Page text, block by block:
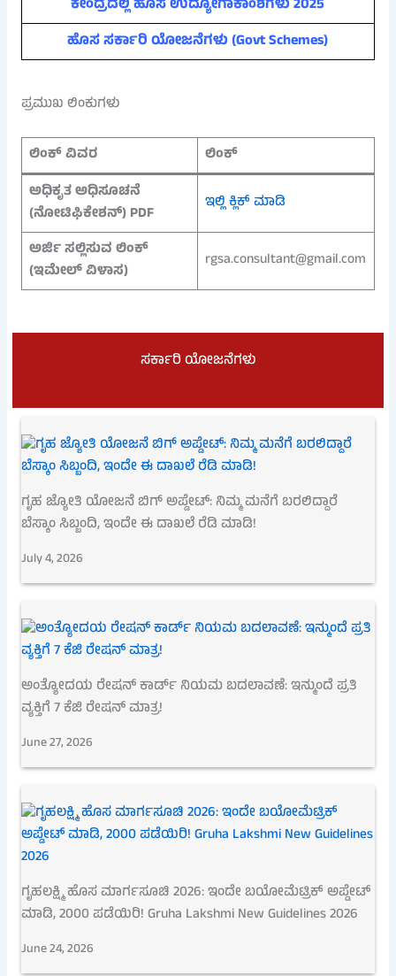
ಕೇಂದ್ರದಲ್ಲಿ ಹೊಸ ಉದ್ಯೋಗಾಕಾಂಶಗಳು 2025
ಹೊಸ ಸರ್ಕಾರಿ ಯೋಜನೆಗಳು (Govt Schemes)
ಪ್ರಮುಖ ಲಿಂಕುಗಳು
ಲಿಂಕ್ ವಿವರ
ಲಿಂಕ್
ಅಧಿಕೃತ ಅಧಿಸೂಚನೆ
(ನೋಟಿಫಿಕೇಶನ್) PDF
ಇಲ್ಲಿ ಕ್ಲಿಕ್ ಮಾಡಿ
ಅರ್ಜಿ ಸಲ್ಲಿಸುವ ಲಿಂಕ್
(ಇಮೇಲ್ ವಿಳಾಸ)
rgsa.consultant@gmail.com
ಸರ್ಕಾರಿ ಯೋಜನೆಗಳು
ಗೃಹ ಜ್ಯೋತಿ ಯೋಜನೆ ಬಿಗ್ ಅಪ್ಡೇಟ್: ನಿಮ್ಮ ಮನೆಗೆ ಬರಲಿದ್ದಾರೆ
ಬೆಸ್ಕಾಂ ಸಿಬ್ಬಂದಿ, ಇಂದೇ ಈ ದಾಖಲೆ ರೆಡಿ ಮಾಡಿ!
July 4, 2026
ಅಂತ್ಯೋದಯ ರೇಷನ್ ಕಾರ್ಡ್ ನಿಯಮ ಬದಲಾವಣೆ: ಇನ್ಮುಂದೆ ಪ್ರತಿ
ವ್ಯಕ್ತಿಗೆ 7 ಕೆಜಿ ರೇಷನ್ ಮಾತ್ರ!
June 27, 2026
ಗೃಹಲಕ್ಷ್ಮಿ ಹೊಸ ಮಾರ್ಗಸೂಚಿ 2026: ಇಂದೇ ಬಯೋಮೆಟ್ರಿಕ್ ಅಪ್ಡೇಟ್
ಮಾಡಿ, 2000 ಪಡೆಯಿರಿ! Gruha Lakshmi New Guidelines 2026
June 24, 2026